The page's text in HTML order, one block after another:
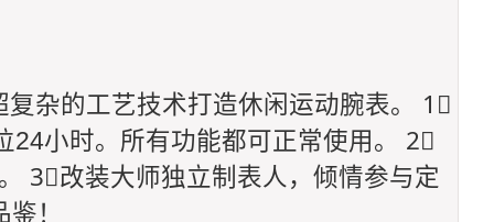
杂的工艺技术打造休闲运动腕表。 1⃣️
小时。所有功能都可正常使用。 2⃣️
3⃣️改装大师独立制表人，倾情参与定
！